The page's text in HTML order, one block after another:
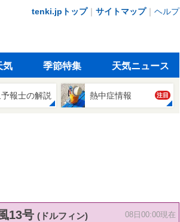
tenki.jpトップ｜ サイトマップ｜ ヘルプ
気 季節特集 天気ニュース
報士の解説 熱中症情報 注目
13号 (ドルフィン) 08日00:00現在